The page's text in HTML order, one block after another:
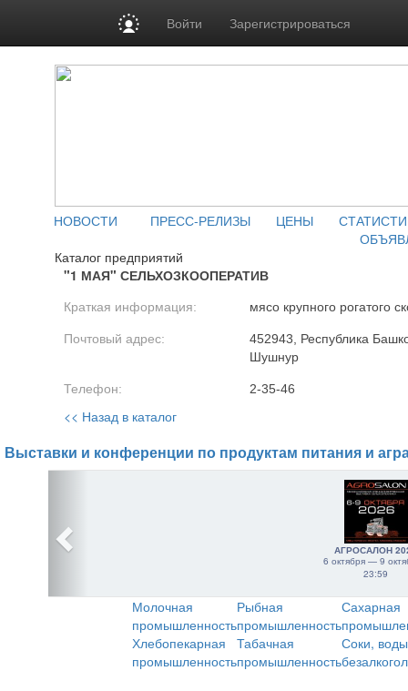
Войти Зарегистрироваться
НОВОСТИ ПРЕСС-РЕЛИЗЫ ЦЕНЫ
Каталог предприятий
"1 МАЯ" СЕЛЬХОЗКООПЕРАТИВ
Краткая информация: мясо крупного рогатого
Почтовый адрес:
452943, Республика
Шушнур
Телефон: 2-35-46
<< Назад в каталог
Выставки и конференции по продуктам питания и
АГРОСАЛОН
6 октября — 9
23:59
Молочная
промышленность
Рыбная
промышленность
Сахарная
Хлебопекарная
промышленность
Табачная
промышленность
Соки,